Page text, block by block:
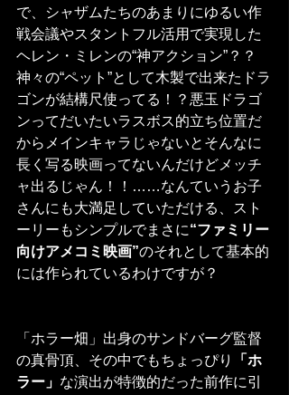
で、シャザムたちのあまりにゆるい作
戦会議やスタントフル活用で実現した
ヘレン・ミレンの“神アクション”？？
神々の“ペット”として木製で出来たドラ
ゴンが結構尺使ってる！？悪玉ドラゴ
ンってだいたいラスボス的立ち位置だ
からメインキャラじゃないとそんなに
長く写る映画ってないんだけどメッチ
ャ出るじゃん！！……なんていうお子
さんにも大満足していただける、スト
ーリーもシンプルでまさに“ファミリー
向けアメコミ映画”のそれとして基本的
には作られているわけですが？
「ホラー畑」出身のサンドバーグ監督
の真骨頂、その中でもちょっぴり
「ホ
ラー」 な演出が特徴的だった前作に引